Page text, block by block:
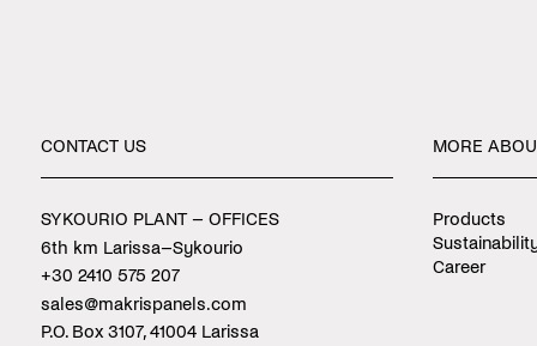
CONTACT US
SYKOURIO PLANT – OFFICES
6th km Larissa–Sykourio
+30 2410 575 207
sales@makrispanels.com
P.O. Box 3107, 41004 Larissa
MORE
Products
Career